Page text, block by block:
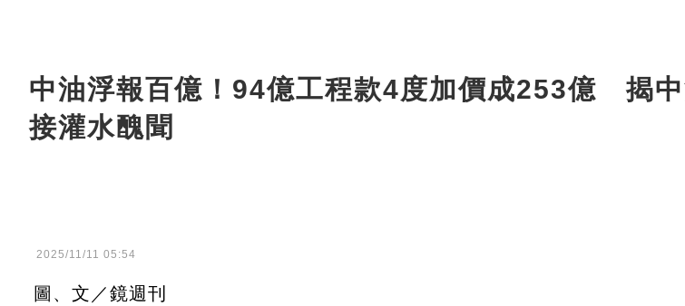
中油浮報百億！94億工程款4度加價成253億 揭
接灌水醜聞
2025/11/11 05:54
圖、文／鏡週刊